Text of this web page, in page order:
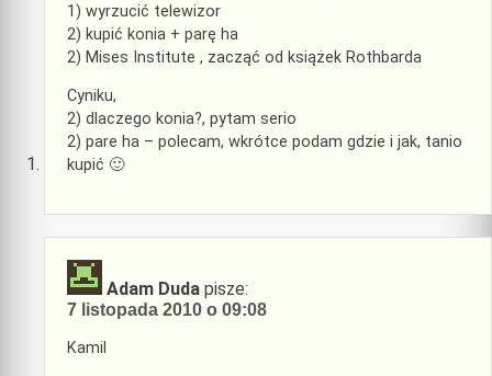
1) wyrzucić telewizor
2) kupić konia + parę ha
2) Mises Institute , zacząć od książek Rothbarda
Cyniku,
2) dlaczego konia?, pytam serio
2) pare ha – polecam, wkrótce podam gdzie i jak, tanio
kupić 🙂
Adam Duda pisze:
7 listopada 2010 o 09:08
Kamil